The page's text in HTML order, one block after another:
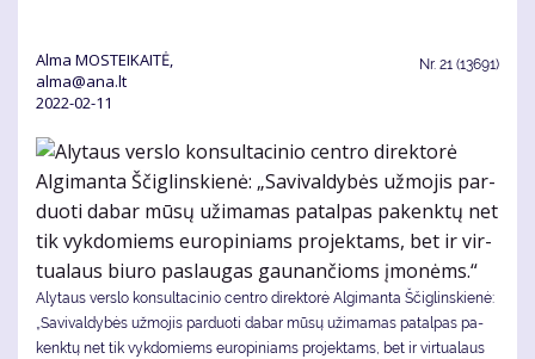
Alma MOSTEIKAITĖ,
alma@ana.lt
2022-02-11
Nr. 21 (13691)
Aly­taus ver­slo kon­sul­ta­ci­nio cen­tro direktorė Algimanta Ščiglinskienė:
„Sa­vi­val­dy­bės už­mo­jis par­duo­ti da­bar mū­sų už­ima­mas pa­tal­pas pa­
kenk­tų net tik vyk­do­miems eu­ro­pi­niams pro­jek­tams, bet ir vir­tu­a­laus